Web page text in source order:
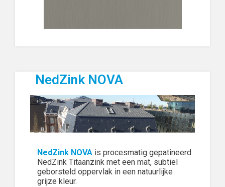
NedZink NOVA
NedZink NOVA is procesmatig gepatineerd
NedZink Titaanzink met een mat, subtiel
geborsteld oppervlak in een natuurlijke
grijze kleur.